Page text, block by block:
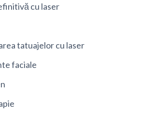
cu laser
tatuajelor cu laser
faciale